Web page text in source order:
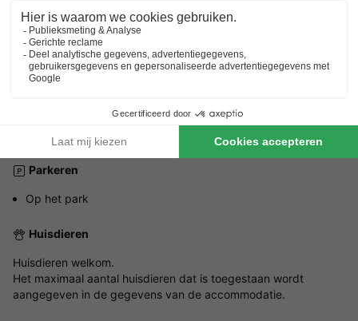
1966 route des Tourbieres - 24320 Vendoire, Frankrijk
ALGEMENE INFORMATIE
Parkeren
Op het park
Huisdieren
Huisdieren welkom.
Het maximaal aantal huisdieren dat is toegestaan wordt
aangegeven in de gegevens van de accommodatie.